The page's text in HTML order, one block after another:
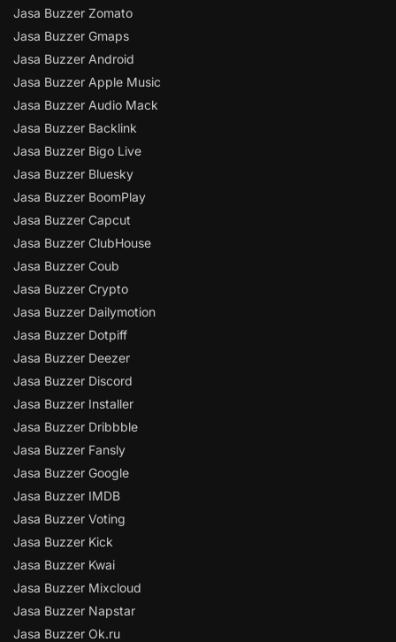
Jasa Buzzer Zomato
Jasa Buzzer Gmaps
Jasa Buzzer Android
Jasa Buzzer Apple Music
Jasa Buzzer Audio Mack
Jasa Buzzer Backlink
Jasa Buzzer Bigo Live
Jasa Buzzer Bluesky
Jasa Buzzer BoomPlay
Jasa Buzzer Capcut
Jasa Buzzer ClubHouse
Jasa Buzzer Coub
Jasa Buzzer Crypto
Jasa Buzzer Dailymotion
Jasa Buzzer Dotpiff
Jasa Buzzer Deezer
Jasa Buzzer Discord
Jasa Buzzer Installer
Jasa Buzzer Dribbble
Jasa Buzzer Fansly
Jasa Buzzer Google
Jasa Buzzer IMDB
Jasa Buzzer Voting
Jasa Buzzer Kick
Jasa Buzzer Kwai
Jasa Buzzer Mixcloud
Jasa Buzzer Napstar
Jasa Buzzer Ok.ru